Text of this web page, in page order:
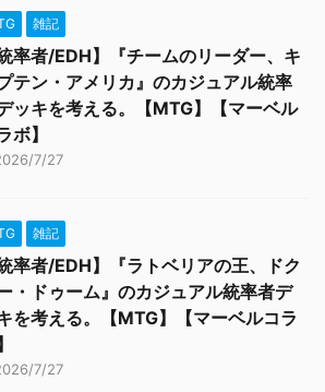
雑記
統率者/EDH】『チームのリーダー、キ
テン・アメリカ』のカジュアル統率
ッキを考える。【MTG】【マーベル
ボ】
7/27
雑記
統率者/EDH】『ラトベリアの王、ドク
・ドゥーム』のカジュアル統率者デ
を考える。【MTG】【マーベルコラ
7/27